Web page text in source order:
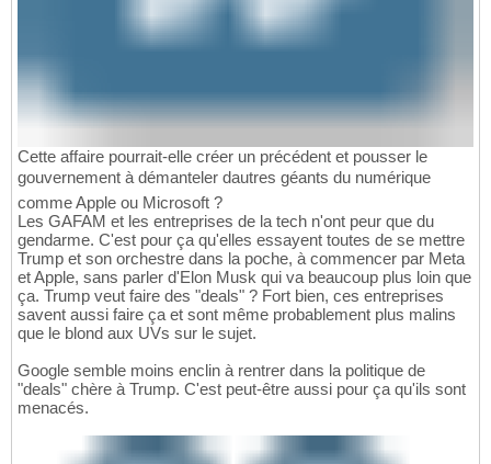
Cette affaire pourrait-elle créer un précédent et pousser le
gouvernement à démanteler dautres géants du numérique
comme Apple ou Microsoft ?
Les GAFAM et les entreprises de la tech n'ont peur que du
gendarme. C'est pour ça qu'elles essayent toutes de se mettre
Trump et son orchestre dans la poche, à commencer par Meta
et Apple, sans parler d'Elon Musk qui va beaucoup plus loin que
ça. Trump veut faire des "deals" ? Fort bien, ces entreprises
savent aussi faire ça et sont même probablement plus malins
que le blond aux UVs sur le sujet.
Google semble moins enclin à rentrer dans la politique de
"deals" chère à Trump. C'est peut-être aussi pour ça qu'ils sont
menacés.